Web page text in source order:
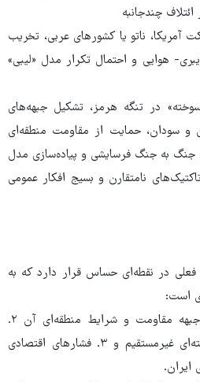
آمریکا، ناتو یا کشورهای عربی، تخریب
هوایی و احتمال تکرار مدل «لیبی»
در تنگه هرمز، تشکیل جبهه‌های
و سودان، حمایت از مقاومت منطقه‌ای
جنگ به جنگ فرسایشی و پیاده‌سازی مدل
نامتقارن و بسیج افکار عمومی
فعلی در نقطه‌ای حساس قرار دارد که به
است:
۱. وضعیت جنگ غزه، جایگاه جبهه مقاومت و شرایط منطقه‌ای آن ۲.
تداوم یا شکست مذاکرات هسته‌ای غیرمستقیم و ۳. فشارهای اقتصادی
ایران.